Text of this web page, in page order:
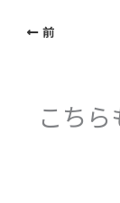
前
こちら